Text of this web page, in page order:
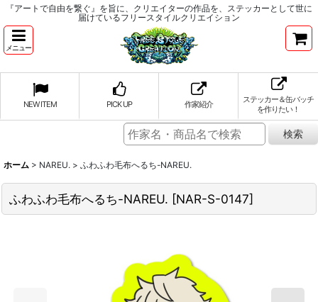
『アートで自由を繋ぐ』を旨に、クリエイターの作品を、ステッカーとして世に
届けているフリースタイルクリエイション
メニュー
NEW ITEM PICK UP 作家紹介
ステッカー＆缶バッチ
を作りたい！
ホーム > NAREU. > ふわふわ毛布へるち-NAREU.
ふわふわ毛布へるち-NAREU. [NAR-S-0147]